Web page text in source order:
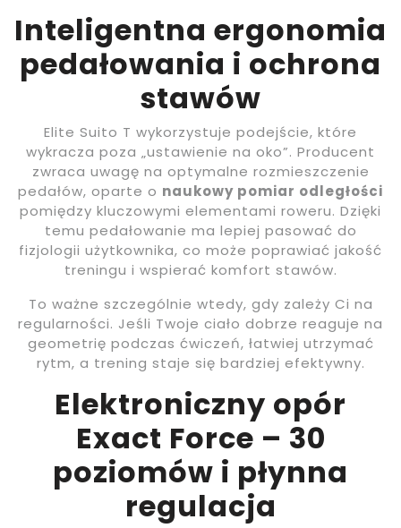
Inteligentna ergonomia
pedałowania i ochrona
stawów
Elite Suito T wykorzystuje podejście, które
wykracza poza „ustawienie na oko”. Producent
zwraca uwagę na optymalne rozmieszczenie
pedałów, oparte o naukowy pomiar odległości
pomiędzy kluczowymi elementami roweru. Dzięki
temu pedałowanie ma lepiej pasować do
fizjologii użytkownika, co może poprawiać jakość
treningu i wspierać komfort stawów.
To ważne szczególnie wtedy, gdy zależy Ci na
regularności. Jeśli Twoje ciało dobrze reaguje na
geometrię podczas ćwiczeń, łatwiej utrzymać
rytm, a trening staje się bardziej efektywny.
Elektroniczny opór
Exact Force – 30
poziomów i płynna
regulacja